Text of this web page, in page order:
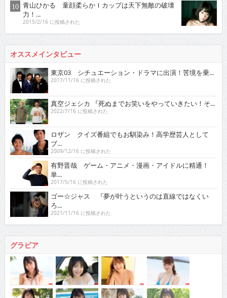
青山ひかる 童顔柔らかＩカップは天下無敵の破壊
力！...
2015/2/16 に投稿された
オススメインタビュー
東京03 シチュエーション・ドラマに出演！苦境を乗...
2017/11/16 に投稿された
真空ジェシカ 『死ぬまでお笑いをやっていきたい！そ...
2022/7/16 に投稿された
ロザン クイズ番組でもお馴染み！高学歴芸人として
ブ...
2009/12/16 に投稿された
有野晋哉 ゲーム・アニメ・漫画・アイドルに精通！
単...
2017/5/16 に投稿された
ゴー☆ジャス 『夢が叶うというのは直線ではなくい
ろ...
2021/11/16 に投稿された
グラビア